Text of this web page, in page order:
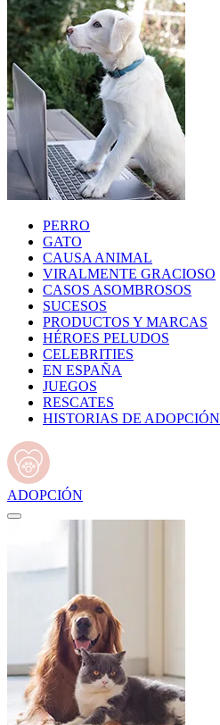
PERRO
GATO
CAUSA ANIMAL
VIRALMENTE GRACIOSO
CASOS ASOMBROSOS
SUCESOS
PRODUCTOS Y MARCAS
HÉROES PELUDOS
CELEBRITIES
EN ESPAÑA
JUEGOS
RESCATES
HISTORIAS DE ADOPCIÓN
ADOPCIÓN